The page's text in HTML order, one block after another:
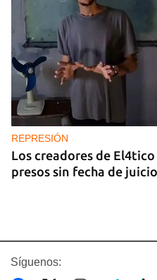
REPRESIÓN
Los creadores de
presos sin fecha de juicio
Síguenos: